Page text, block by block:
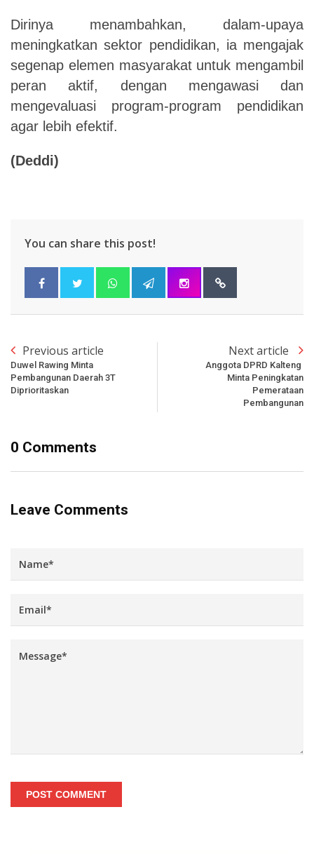
Dirinya menambahkan, dalam-upaya
meningkatkan sektor pendidikan, ia mengajak
segenap elemen masyarakat untuk mengambil
peran aktif, dengan mengawasi dan
mengevaluasi program-program pendidikan
agar lebih efektif.
(Deddi)
You can share this post!
Previous article
Duwel Rawing Minta
Pembangunan Daerah 3T
Diprioritaskan
Next article
Anggota DPRD Kalteng
Minta Peningkatan
Pemerataan
Pembangunan
0 Comments
Leave Comments
POST COMMENT